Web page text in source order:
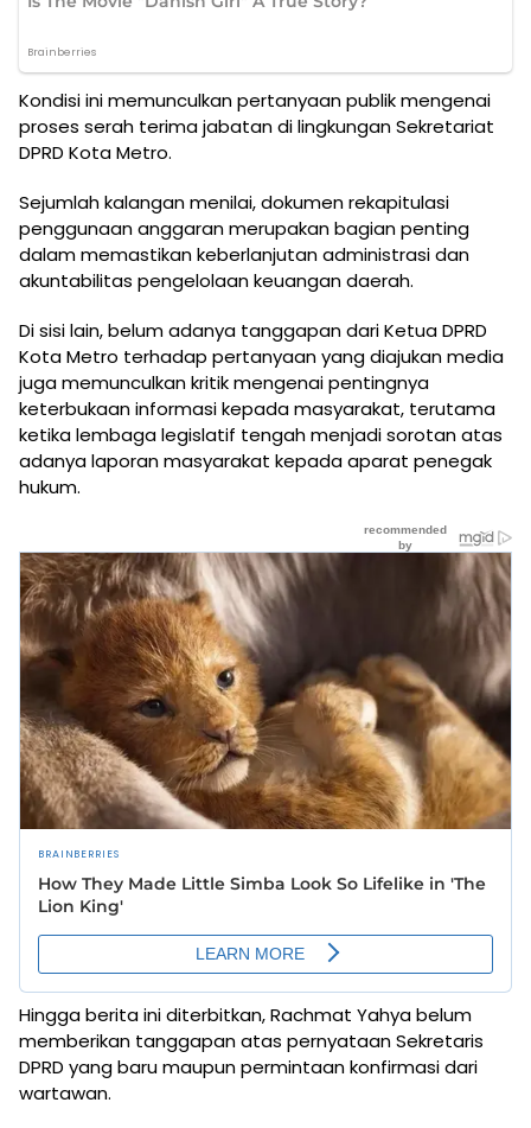
Kondisi ini memunculkan pertanyaan publik mengenai
proses serah terima jabatan di lingkungan Sekretariat
DPRD Kota Metro.
Sejumlah kalangan menilai, dokumen rekapitulasi
penggunaan anggaran merupakan bagian penting
dalam memastikan keberlanjutan administrasi dan
akuntabilitas pengelolaan keuangan daerah.
Di sisi lain, belum adanya tanggapan dari Ketua DPRD
Kota Metro terhadap pertanyaan yang diajukan media
juga memunculkan kritik mengenai pentingnya
keterbukaan informasi kepada masyarakat, terutama
ketika lembaga legislatif tengah menjadi sorotan atas
adanya laporan masyarakat kepada aparat penegak
hukum.
Hingga berita ini diterbitkan, Rachmat Yahya belum
memberikan tanggapan atas pernyataan Sekretaris
DPRD yang baru maupun permintaan konfirmasi dari
wartawan.